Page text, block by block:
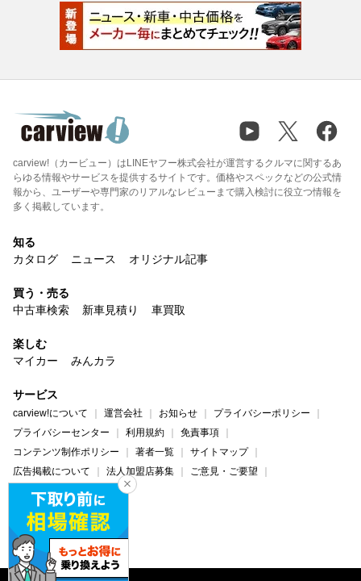
carview!（カービュー）はLINEヤフー株式会社が運営するクルマに関するあ
らゆる情報やサービスを提供するサイトです。価格やスペックなどの公式情
報から、ユーザーや専門家のリアルなレビューまで購入検討に役立つ情報を
多く掲載しています。
知る
カタログ
ニュース オリジナル記事
買う・売る
中古車検索
新車見積り 車買取
楽しむ
マイカー
みんカラ
サービス
carview!について 運営会社 お知らせ
プライバシーポリシー
プライバシーセンター
利用規約
免責事項
コンテンツ制作ポリシー
著者一覧
サイトマップ
広告掲載について
法人加盟店募集
ご意見・ご要望
ヘルプ・お問い合わせ
carview! Yahoo! JAPAN